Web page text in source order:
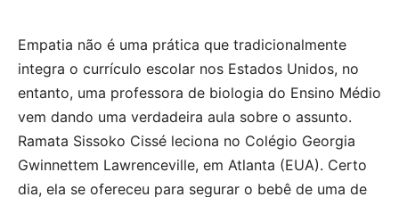
Empatia não é uma prática que tradicionalmente
integra o currículo escolar nos Estados Unidos, no
entanto, uma professora de biologia do Ensino Médio
vem dando uma verdadeira aula sobre o assunto.
Ramata Sissoko Cissé leciona no Colégio Georgia
Gwinnettem Lawrenceville, em Atlanta (EUA). Certo
dia, ela se ofereceu para segurar o bebê de uma de